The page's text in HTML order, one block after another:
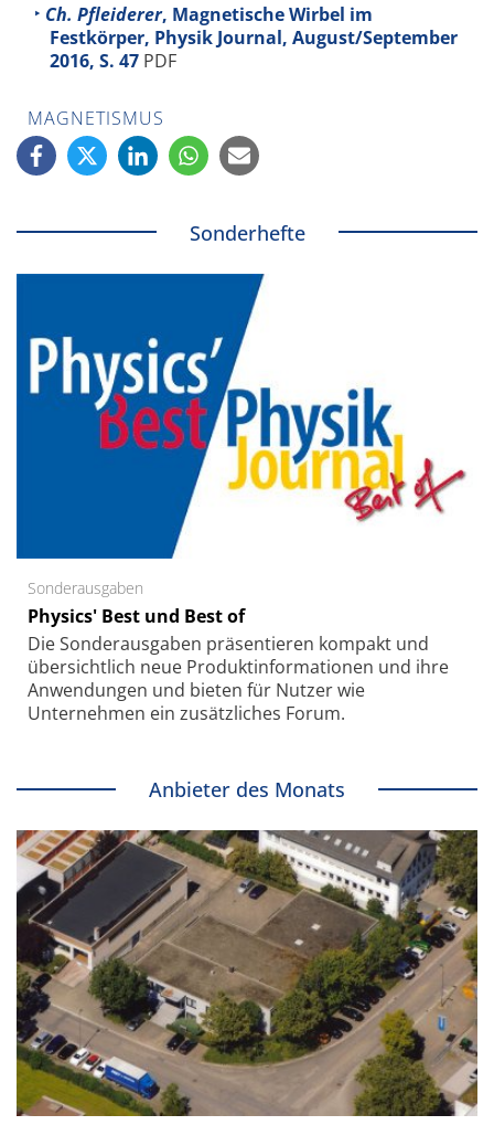
Ch. Pfleiderer, Magnetische Wirbel im
Festkörper, Physik Journal, August/September
2016, S. 47 PDF
MAGNETISMUS
Sonderhefte
Sonderausgaben
Physics' Best und Best of
Die Sonder­ausgaben präsentieren kompakt und
übersichtlich neue Produkt­informationen und ihre
Anwendungen und bieten für Nutzer wie
Unternehmen ein zusätzliches Forum.
Anbieter des Monats